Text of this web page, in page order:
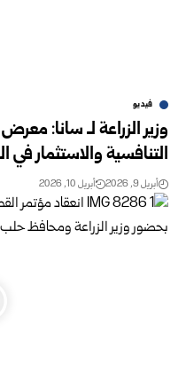
فيديو
وزير الزراعة لـ سانا:
التنافسية والاستثمار في
أبريل 9, 2026 أبريل 10, 2026